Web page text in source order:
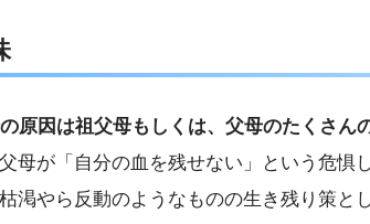
原因は祖父母もしくは、父母のたくさん
母が「自分の血を残せない」という危惧
渇やら反動のようなものの生き残り策と